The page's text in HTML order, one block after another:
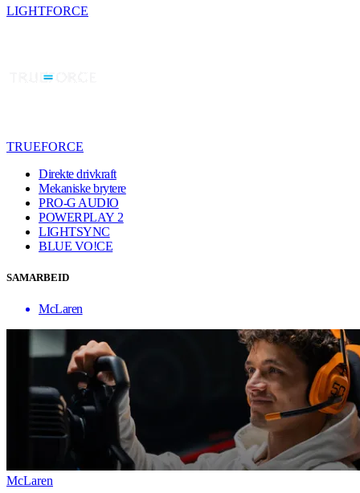
LIGHTFORCE
TRUEFORCE
Direkte drivkraft
Mekaniske brytere
PRO-G AUDIO
POWERPLAY 2
LIGHTSYNC
BLUE VO!CE
SAMARBEID
McLaren
McLaren